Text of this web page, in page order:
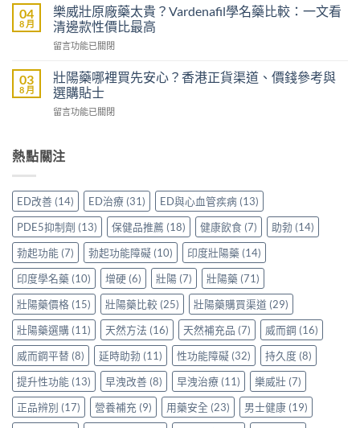
香
港
家
身
分
享
渠
道
選
購
指
南〉
中
價：
香
港
用
親
身
用
真
享〉
中
而
鋼
50mg
價
要
多
少
才
香
貨
參
考
價
與
選
購
貼
士
一
次
看
清〉
中
04
8 月
樂威壯原廠藥太貴？Vardenafil學名藥比較：一文看
清邊款性價比最高
在
威
壯
原
廠
貴？
名
藥
比
較：
一
文
看
清
邊
款
性
價
比
最
高〉
中
留言功能已關閉
03
8 月
壯陽藥哪裡買先安心？香港正貨渠道、價錢參考與
選購貼士
在
藥
哪
買
先
安
心？
香
港
正
貨
渠
道、
價
錢
參
考
與
選
購
貼
留言功能已關閉
熱點關注
ED改善 (14) ED治療 (31) ED與心血管疾病 (13)
PDE5抑制劑 (13) 保健品推薦 (18) 健康飲食 (7) 助勃 (14)
勃起功能 (7) 勃起功能障礙 (10) 印度壯陽藥 (14)
印度學名藥 (10) 增硬 (6) 壯陽 (7) 壯陽藥 (71)
壯陽藥價格 (15) 壯陽藥比較 (25) 壯陽藥購買渠道 (29)
壯陽藥選購 (11) 天然方法 (16) 天然補充品 (7) 威而鋼 (16)
威而鋼平替 (8) 延時助勃 (11) 性功能障礙 (32) 持久度 (8)
提升性功能 (13) 早洩改善 (8) 早洩治療 (11) 樂威壯 (7)
正品辨別 (17) 營養補充 (9) 用藥安全 (23) 男士健康 (19)